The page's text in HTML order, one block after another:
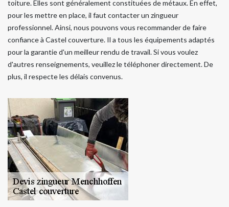
toiture. Elles sont généralement constituées de métaux. En effet,
pour les mettre en place, il faut contacter un zingueur
professionnel. Ainsi, nous pouvons vous recommander de faire
confiance à Castel couverture. Il a tous les équipements adaptés
pour la garantie d'un meilleur rendu de travail. Si vous voulez
d'autres renseignements, veuillez le téléphoner directement. De
plus, il respecte les délais convenus.